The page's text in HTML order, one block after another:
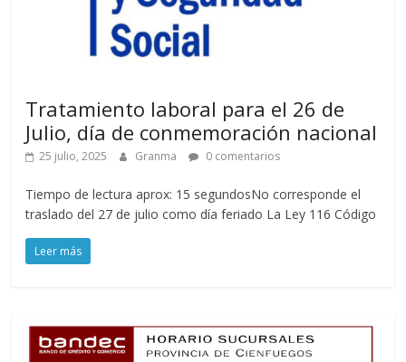
Tratamiento laboral para el 26 de
Julio, día de conmemoración nacional
25 julio, 2025 Granma 0 comentarios
Tiempo de lectura aprox: 15 segundosNo corresponde el
traslado del 27 de julio como día feriado La Ley 116 Código
Leer más